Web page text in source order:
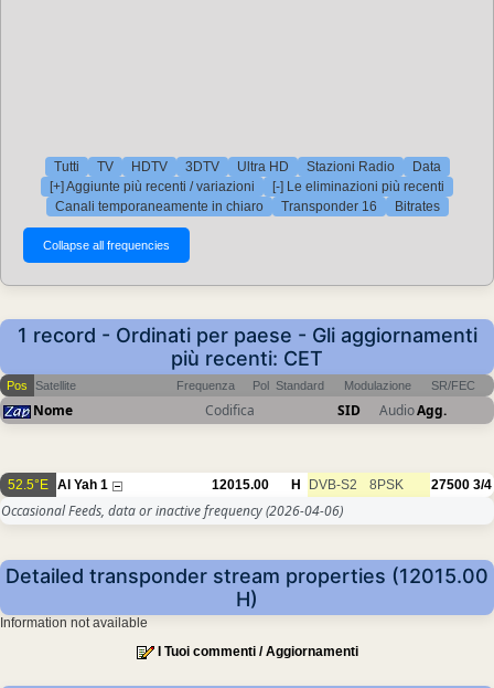
Tutti TV HDTV 3DTV Ultra HD Stazioni Radio
Data
[+] Aggiunte più recenti / variazioni
[-] Le eliminazioni più recenti
Canali temporaneamente in chiaro
Transponder 16 Bitrates
1 record - Ordinati per paese - Gli aggiornamenti
più recenti: CET
Pos Satellite Frequenza Pol Standard Modulazione SR/FEC
Nome Codifica SID AudioAgg.
52.5°E Al Yah 1 12015.00 H DVB-S2 8PSK 27500 3/4
Occasional Feeds, data or inactive frequency(2026-04-06)
Detailed transponder stream properties (12015.00
H)
Information not available
I Tuoi commenti / Aggiornamenti